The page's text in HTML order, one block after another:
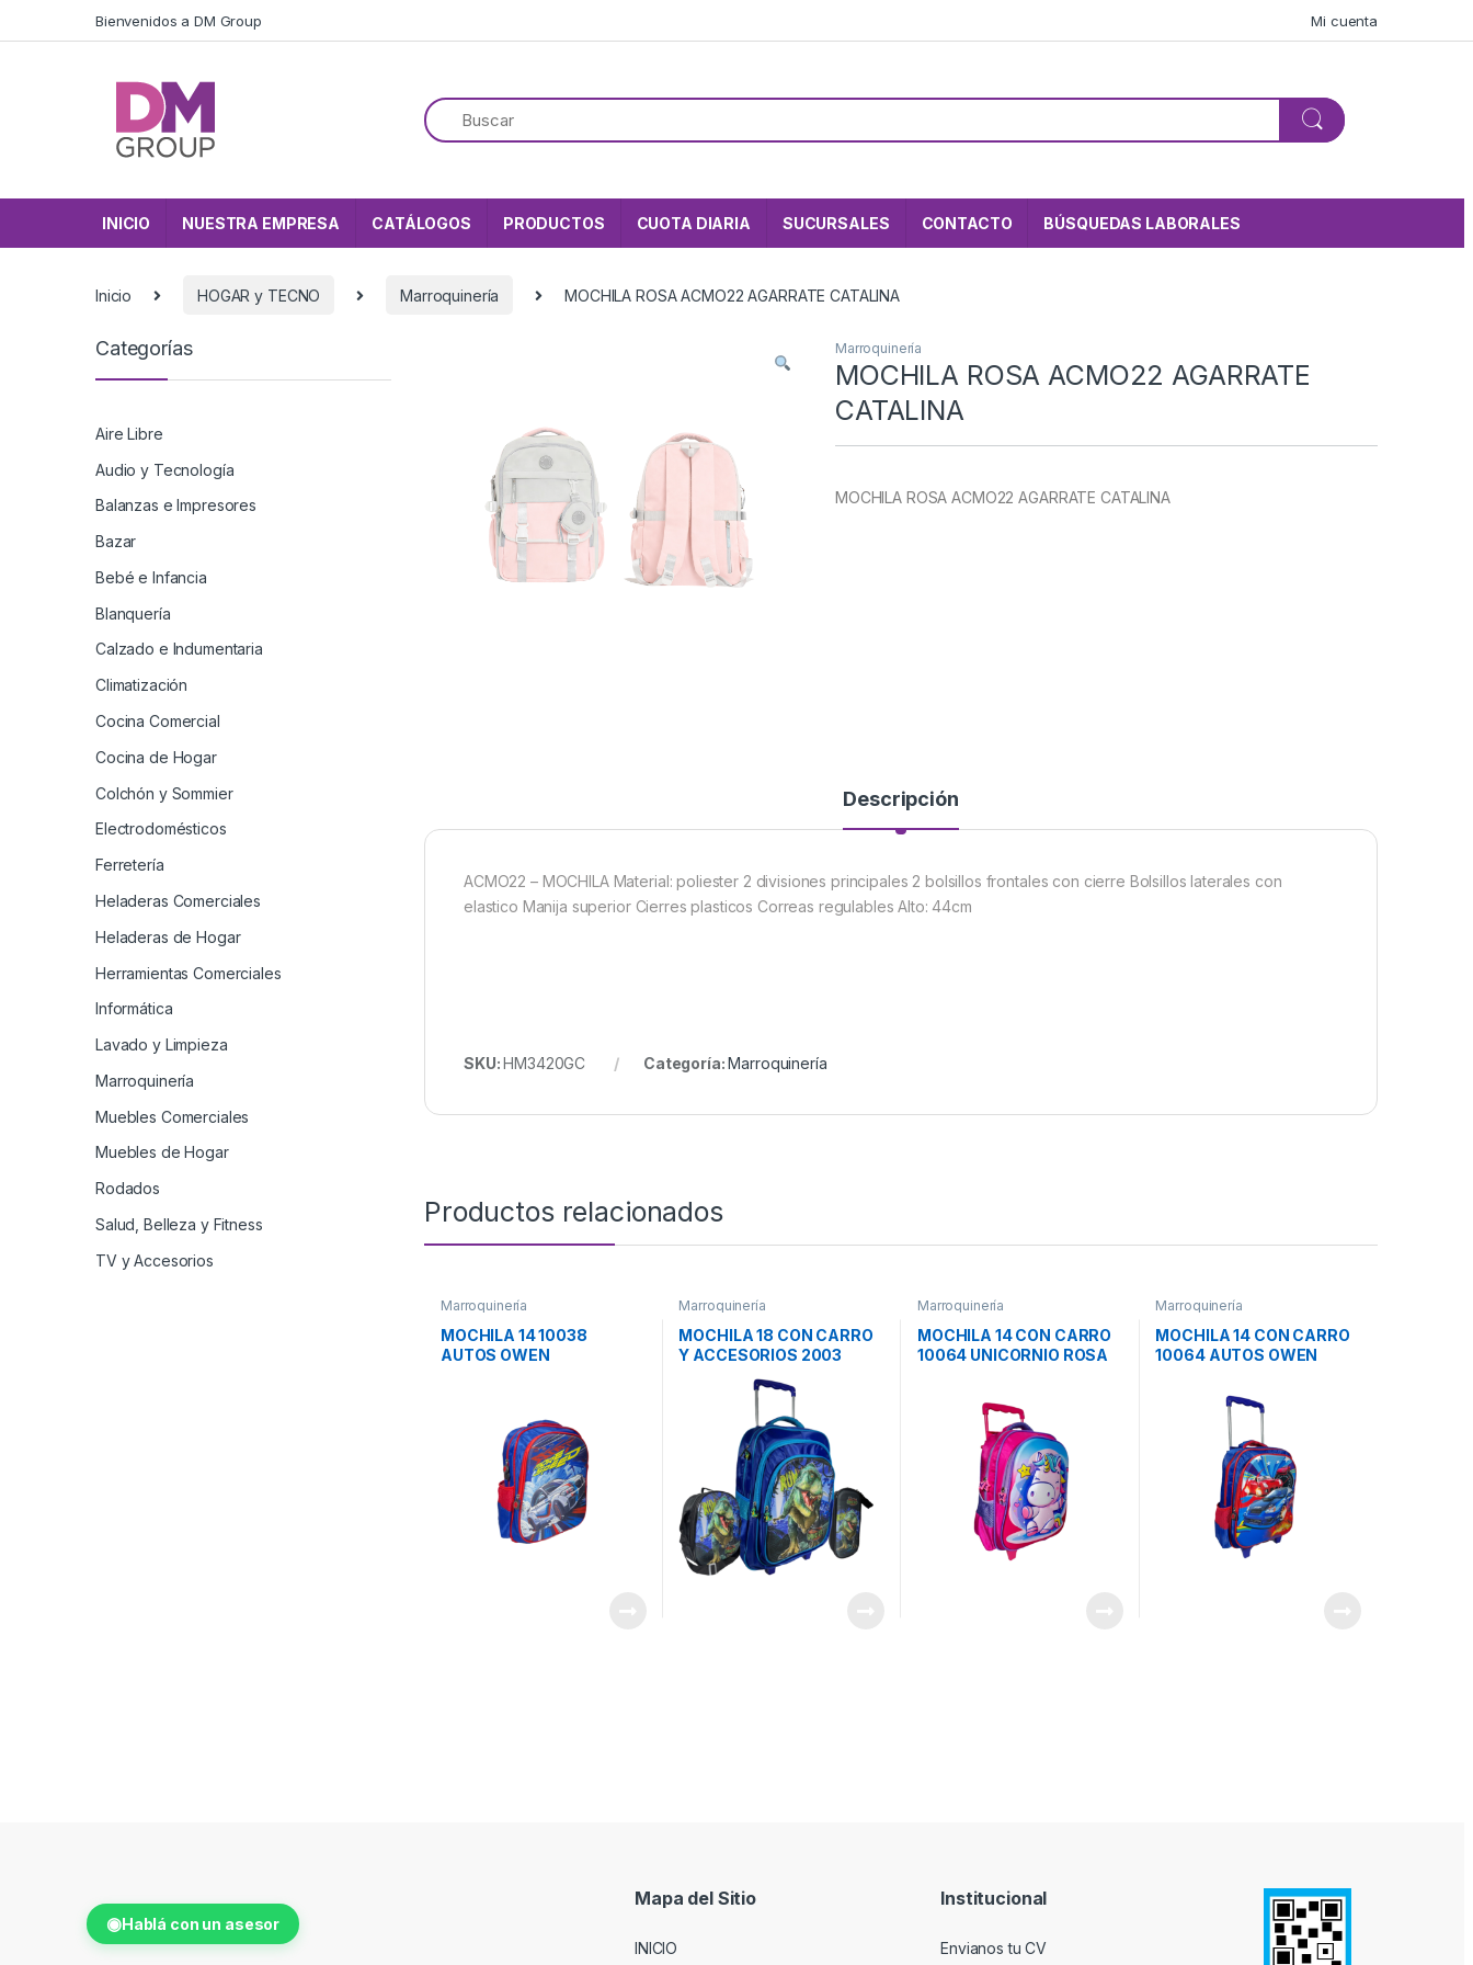
Bienvenidos a DM Group Mi cuenta
INICIO NUESTRA EMPRESA CATÁLOGOS PRODUCTOS CUOTA DIARIA SUCURSALES CONTACTO BÚSQUEDAS LABORALES
Inicio HOGAR y TECNO Marroquinería MOCHILA ROSA ACMO22 AGARRATE CATALINA
Marroquinería
MOCHILA ROSA ACMO22 AGARRATE
CATALINA
MOCHILA ROSA ACMO22 AGARRATE CATALINA
Descripción
ACMO22 – MOCHILA Material: poliester 2 divisiones principales 2 bolsillos frontales con cierre Bolsillos laterales con
elastico Manija superior Cierres plasticos Correas regulables Alto: 44cm
SKU:HM3420GC Categoría:Marroquinería
Productos relacionados
Marroquinería
MOCHILA 14 10038
AUTOS OWEN
Marroquinería
MOCHILA 18 CON CARRO
Y ACCESORIOS 2003
DINOSAURIO OWEN
Marroquinería
MOCHILA 14 CON CARRO
10064 UNICORNIO ROSA
Marroquinería
MOCHILA 14 CON CARRO
10064 AUTOS OWEN
Categorías
Aire Libre
Audio y Tecnología
Balanzas e Impresores
Bazar
Bebé e Infancia
Blanquería
Calzado e Indumentaria
Climatización
Cocina Comercial
Cocina de Hogar
Colchón y Sommier
Electrodomésticos
Ferretería
Heladeras Comerciales
Heladeras de Hogar
Herramientas Comerciales
Informática
Lavado y Limpieza
Marroquinería
Muebles Comerciales
Muebles de Hogar
Rodados
Salud, Belleza y Fitness
TV y Accesorios
◉Hablá con un asesor
Mapa del Sitio
INICIO
Institucional
Envianos tu CV